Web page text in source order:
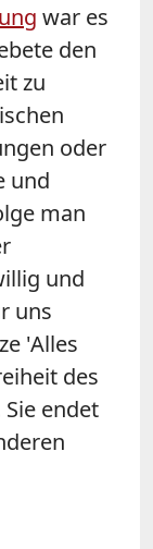
war es
den
zu
oder
und
man
und
uns
'Alles
des
endet